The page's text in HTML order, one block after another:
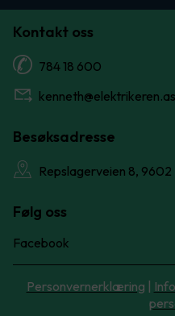
Kontakt oss
784 18 600
kenneth@elektrikeren.as
Besøksadresse
Repslagerveien 8,
Følg oss
Facebook
Personvernerklæring